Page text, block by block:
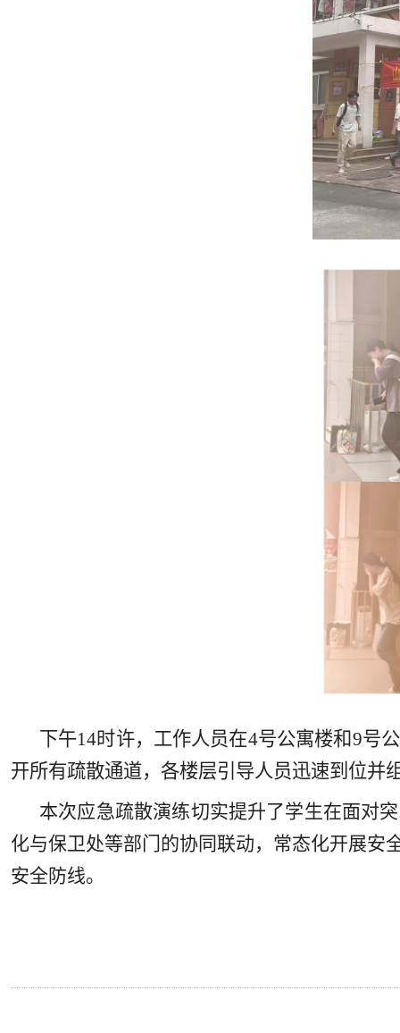
下午14时许，工作人员在4号公寓楼和9号
开所有疏散通道，各楼层引导人员迅速到位并
本次应急疏散演练切实提升了学生在面对
化与保卫处等部门的协同联动，常态化开展安
安全防线。